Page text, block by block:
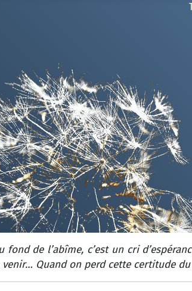
de l’abîme, c’est un cri
venir… Quand on perd cette certitude